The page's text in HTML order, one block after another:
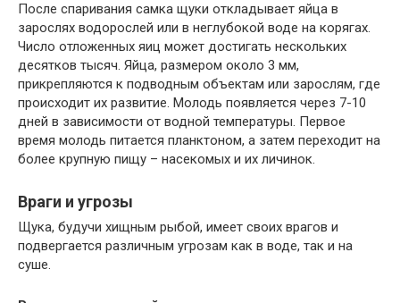
После спаривания самка щуки откладывает яйца в
зарослях водорослей или в неглубокой воде на корягах.
Число отложенных яиц может достигать нескольких
десятков тысяч. Яйца, размером около 3 мм,
прикрепляются к подводным объектам или зарослям, где
происходит их развитие. Молодь появляется через 7-10
дней в зависимости от водной температуры. Первое
время молодь питается планктоном, а затем переходит на
более крупную пищу – насекомых и их личинок.
Враги и угрозы
Щука, будучи хищным рыбой, имеет своих врагов и
подвергается различным угрозам как в воде, так и на
суше.